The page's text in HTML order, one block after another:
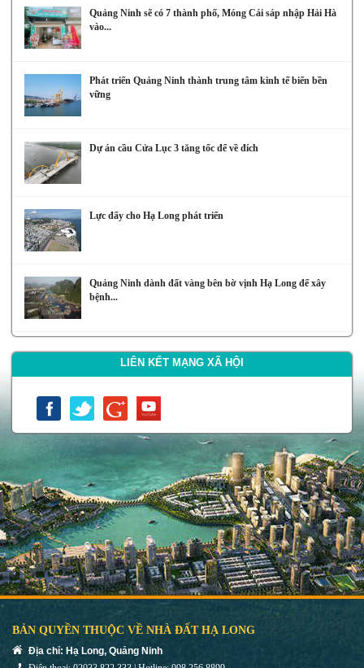
Quảng Ninh sẽ có 7 thành phố, Móng Cái sáp nhập Hải Hà
vào...
Phát triển Quảng Ninh thành trung tâm kinh tế biển bền
vững
Dự án cầu Cửa Lục 3 tăng tốc để về đích
Lực đẩy cho Hạ Long phát triển
Quảng Ninh dành đất vàng bên bờ vịnh Hạ Long để xây
bệnh...
LIÊN KẾT MẠNG XÃ HỘI
BẢN QUYỀN THUỘC VỀ NHÀ ĐẤT HẠ LONG
Địa chỉ: Hạ Long, Quảng Ninh